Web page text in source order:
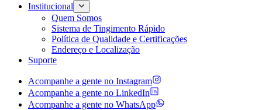
Institucional
Quem Somos
Sistema de Tingimento Rápido
Política de Qualidade e Certificações
Endereço e Localização
Suporte
Acompanhe a gente no Instagram
Acompanhe a gente no LinkedIn
Acompanhe a gente no WhatsApp